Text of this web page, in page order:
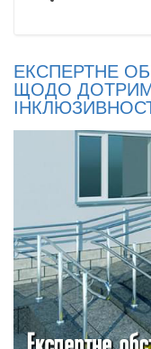
ЕКСПЕРТНЕ
ЩОДО